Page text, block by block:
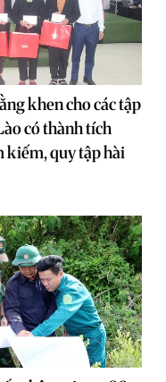
khen cho các tập
có thành tích
kiếm, quy tập hài